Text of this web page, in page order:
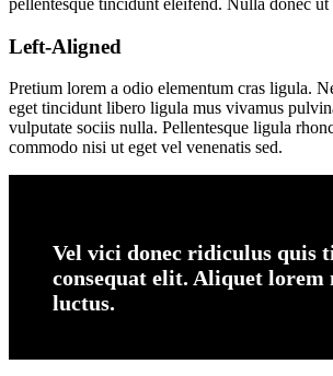
Left-Aligned
Pretium lorem a odio elementum cras ligula.
eget tincidunt libero ligula mus vivamus
vulputate sociis nulla. Pellentesque ligula
commodo nisi ut eget vel venenatis sed.
Vel vici donec ridiculus quis
consequat elit. Aliquet lorem
luctus.